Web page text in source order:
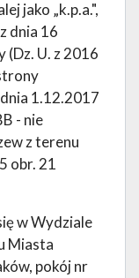
jako „k.p.a.",
dnia 16
U. z 2016
1.12.2017
- nie
z terenu
obr. 21
w Wydziale
Miasta
pokój nr